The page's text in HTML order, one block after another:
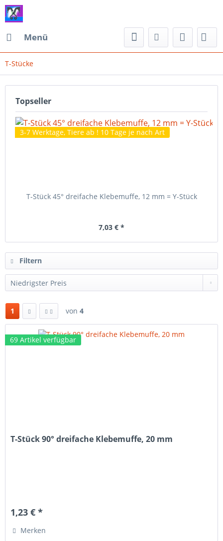
Menü
T-Stücke
Topseller
3-7 Werktage, Tiere ab ! 10 Tage je nach Art
T-Stück 45° dreifache Klebemuffe, 12 mm = Y-Stück
7,03 € *
Filtern
1 von 4
69 Artikel verfügbar
T-Stück 90° dreifache Klebemuffe, 20 mm
1,23 € *
Merken